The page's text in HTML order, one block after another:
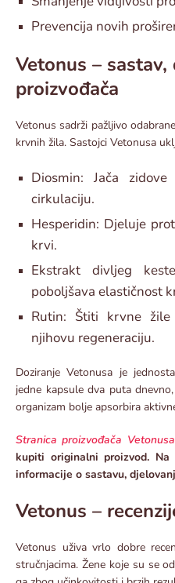
Prevencija novih
Vetonus –
proizvođača
Vetonus sadrži pažljivo
krvnih žila. Sastojci Vetonusa
Diosmin: Jača
cirkulaciju.
Hesperidin: Djeluje
krvi.
Ekstrakt divljeg
poboljšava elastičnost
Rutin: Štiti krvne
njihovu regeneraciju.
Doziranje Vetonusa je
jedne kapsule dva puta
organizam bolje apsorbira
Stranica proizvođača Vetonusa
kupiti originalni proizvod.
informacije o sastavu,
Vetonus –
Vetonus uživa vrlo dobre
stručnjacima. Žene koje su se